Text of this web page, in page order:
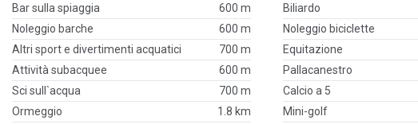
Bar sulla spiaggia
600 m
Noleggio barche
600 m
Altri sport e divertimenti acquatici
700 m
Attività subacquee
600 m
Sci sull`acqua
700 m
Ormeggio
1.8 km
Biliardo
Noleggio biciclette
Equitazione
Pallacanestro
Calcio a 5
Mini-golf